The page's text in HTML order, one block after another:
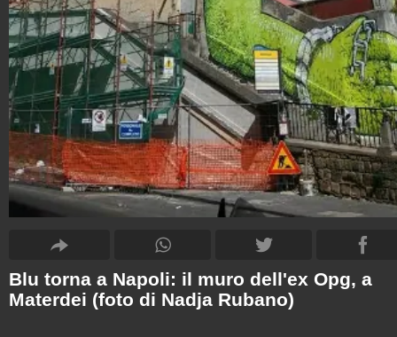
Blu torna a Napoli: il muro dell'ex Opg, a
Materdei (foto di Nadja Rubano)